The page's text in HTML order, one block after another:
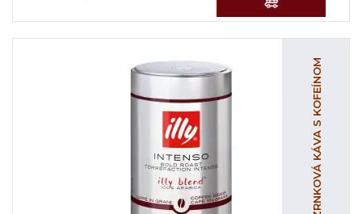
ZRNKOVÁ KÁVA S KOFEÍNOM